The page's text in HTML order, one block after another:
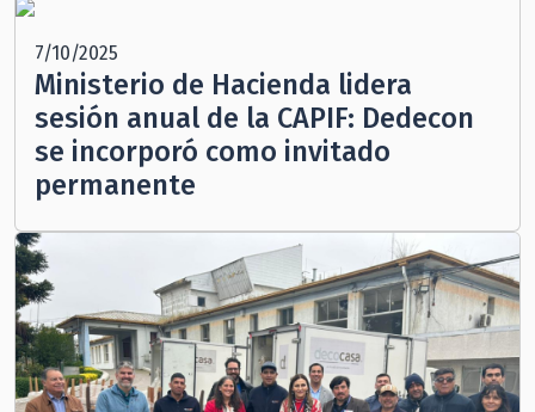
7/10/2025
Ministerio de Hacienda lidera
sesión anual de la CAPIF: Dedecon
se incorporó como invitado
permanente